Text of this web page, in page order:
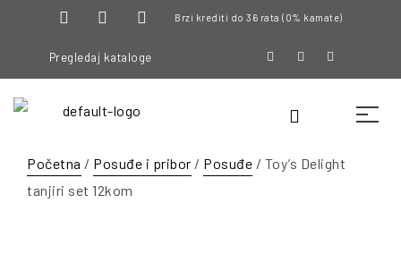
Brzi krediti do 36 rata (0% kamate)
Pregledaj kataloge
Početna / Posuđe i pribor / Posuđe / Toy’s Delight
tanjiri set 12kom